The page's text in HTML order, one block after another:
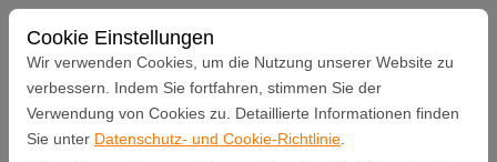
Cookie Einstellungen
Wir verwenden Cookies, um die Nutzung unserer Website zu
verbessern. Indem Sie fortfahren, stimmen Sie der
Verwendung von Cookies zu. Detaillierte Informationen finden
Sie unter Datenschutz- und Cookie-Richtlinie
Abholstation